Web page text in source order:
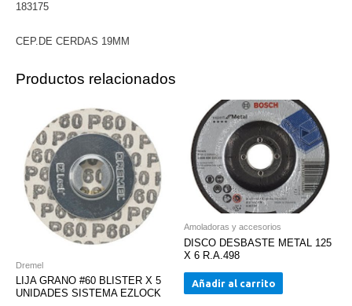
183175
CEP.DE CERDAS 19MM
Productos relacionados
Dremel
LIJA GRANO #60 BLISTER X 5
UNIDADES SISTEMA EZLOCK
Amoladoras y accesorios
DISCO DESBASTE METAL 125
X 6 R.A.498
Añadir al carrito